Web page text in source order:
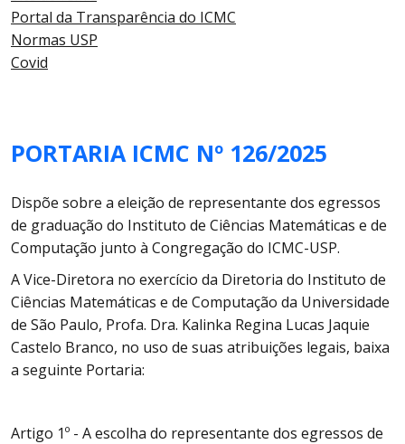
Portal da Transparência do ICMC
Normas USP
Covid
PORTARIA ICMC Nº 126/2025
Dispõe sobre a eleição de representante dos egressos
de graduação do Instituto de Ciências Matemáticas e de
Computação junto à Congregação do ICMC-USP.
A Vice-Diretora no exercício da Diretoria do Instituto de
Ciências Matemáticas e de Computação da Universidade
de São Paulo, Profa. Dra. Kalinka Regina Lucas Jaquie
Castelo Branco, no uso de suas atribuições legais, baixa
a seguinte Portaria:
Artigo 1º - A escolha do representante dos egressos de